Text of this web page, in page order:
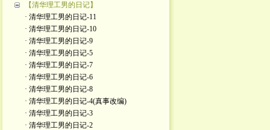
【清华理工男的日记】
· 清华理工男的日记-11
· 清华理工男的日记-10
· 清华理工男的日记-9
· 清华理工男的日记-5
· 清华理工男的日记-7
· 清华理工男的日记-6
· 清华理工男的日记-8
· 清华理工男的日记-4(真事改编)
· 清华理工男的日记-3
· 清华理工男的日记-2